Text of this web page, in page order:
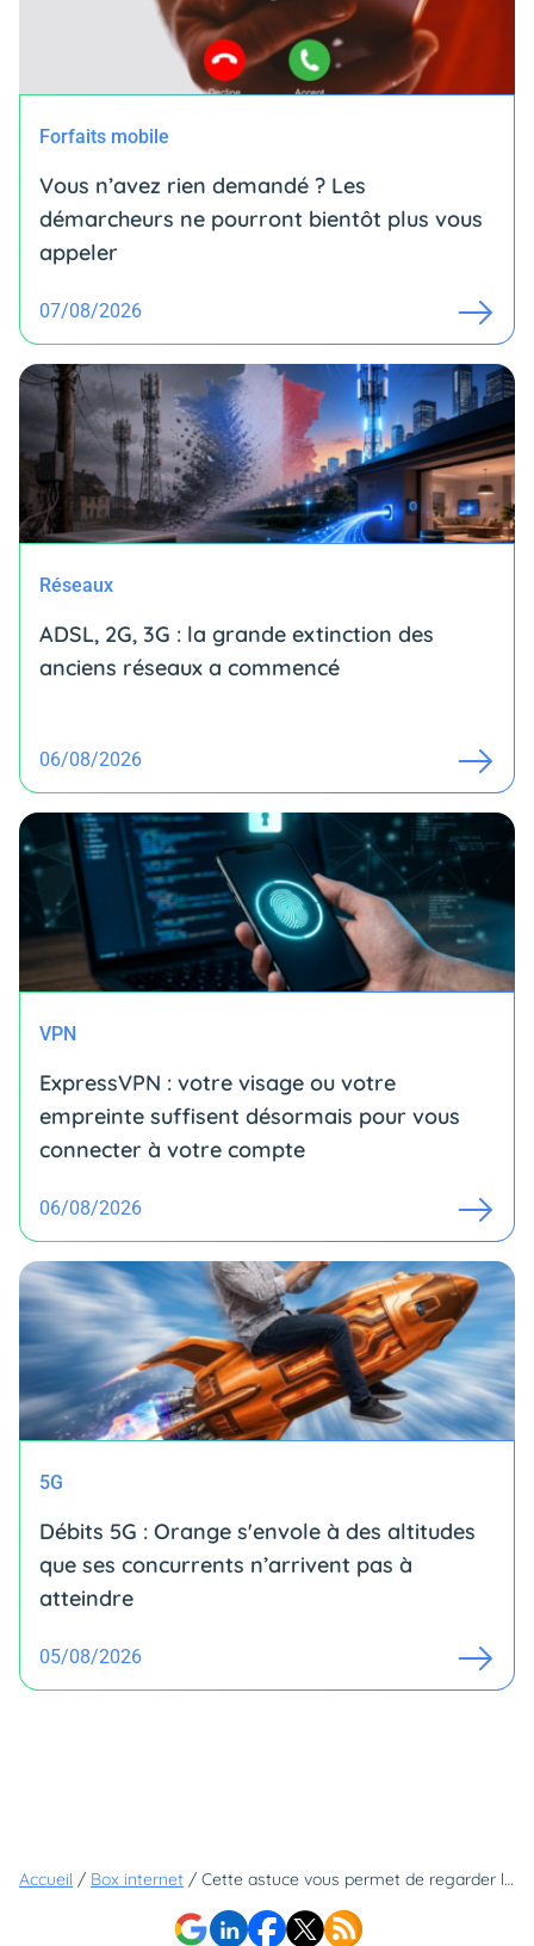
Forfaits mobile
Vous n’avez rien demandé ? Les
démarcheurs ne pourront bientôt plus vous
appeler
07/08/2026
Réseaux
ADSL, 2G, 3G : la grande extinction des
anciens réseaux a commencé
06/08/2026
VPN
ExpressVPN : votre visage ou votre
empreinte suffisent désormais pour vous
connecter à votre compte
06/08/2026
5G
Débits 5G : Orange s'envole à des altitudes
que ses concurrents n’arrivent pas à
atteindre
05/08/2026
Accueil / Box internet / Cette astuce vous permet de regarder la TV dans toutes les pièces de la maison, mais sans payer de deuxième décodeur